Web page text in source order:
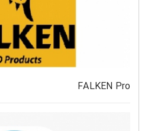
FALKEN Pro